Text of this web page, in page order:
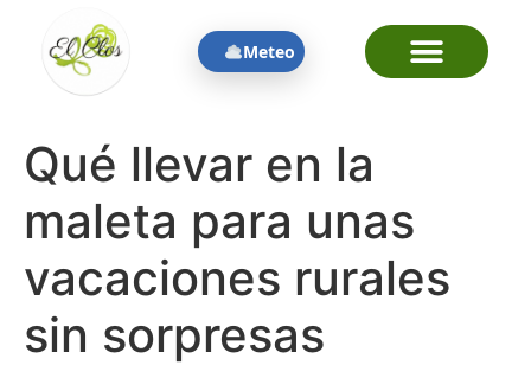
Meteo
Qué llevar en la
maleta para unas
vacaciones rurales
sin sorpresas